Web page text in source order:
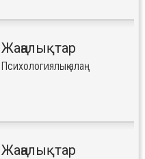
Жаңалықтар
Психологиялық алаң
Жаңалықтар